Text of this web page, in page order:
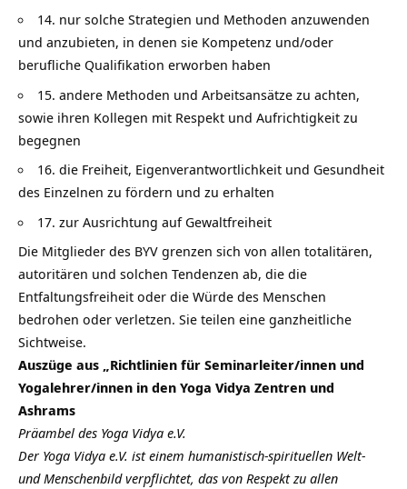
14. nur solche Strategien und Methoden anzuwenden
und anzubieten, in denen sie Kompetenz und/oder
berufliche Qualifikation erworben haben
15. andere Methoden und Arbeitsansätze zu achten,
sowie ihren Kollegen mit Respekt und Aufrichtigkeit zu
begegnen
16. die Freiheit, Eigenverantwortlichkeit und Gesundheit
des Einzelnen zu fördern und zu erhalten
17. zur Ausrichtung auf Gewaltfreiheit
Die Mitglieder des BYV grenzen sich von allen totalitären,
autoritären und solchen Tendenzen ab, die die
Entfaltungsfreiheit oder die Würde des Menschen
bedrohen oder verletzen. Sie teilen eine ganzheitliche
Sichtweise.
Auszüge aus „Richtlinien für Seminarleiter/innen und
Yogalehrer/innen in den Yoga Vidya Zentren und
Ashrams
Präambel des Yoga Vidya e.V.
Der Yoga Vidya e.V. ist einem humanistisch-spirituellen Welt-
und Menschenbild verpflichtet, das von Respekt zu allen